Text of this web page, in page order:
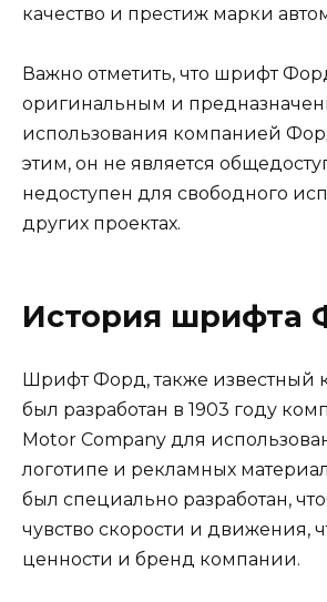
качество и престиж марки
Важно отметить, что шрифт
оригинальным и
использования компанией
этим, он не является
недоступен для свободного
других проектах.
История шрифта
Шрифт Форд, также известный
был разработан в 1903 году
Motor Company для
логотипе и рекламных
был специально разработан,
чувство скорости и движения,
ценности и бренд компании.